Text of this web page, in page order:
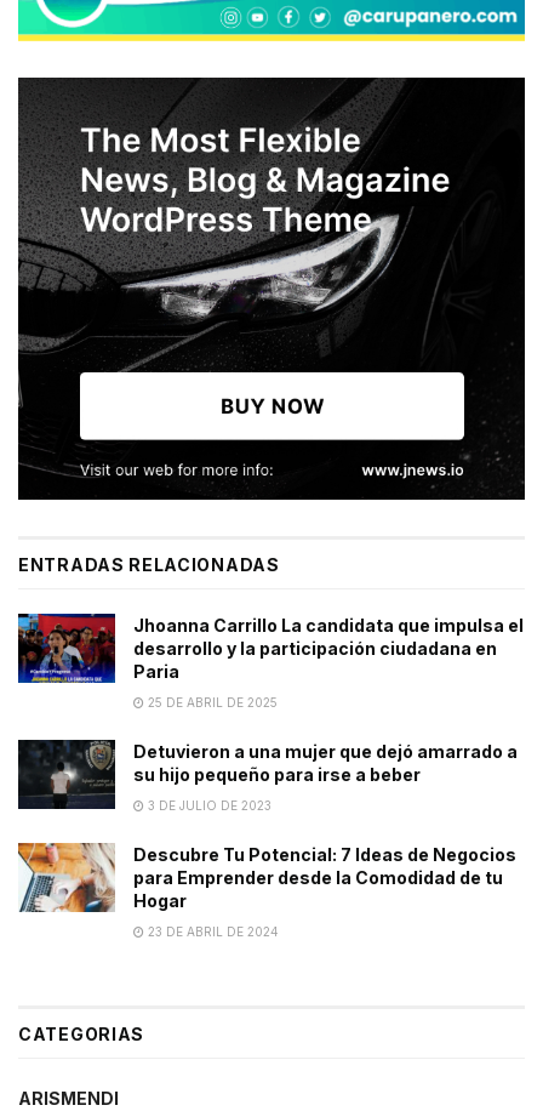
ENTRADAS RELACIONADAS
Jhoanna Carrillo La candidata que impulsa el
desarrollo y la participación ciudadana en
Paria
25 DE ABRIL DE 2025
Detuvieron a una mujer que dejó amarrado a
su hijo pequeño para irse a beber
3 DE JULIO DE 2023
Descubre Tu Potencial: 7 Ideas de Negocios
para Emprender desde la Comodidad de tu
Hogar
23 DE ABRIL DE 2024
CATEGORIAS
ARISMENDI